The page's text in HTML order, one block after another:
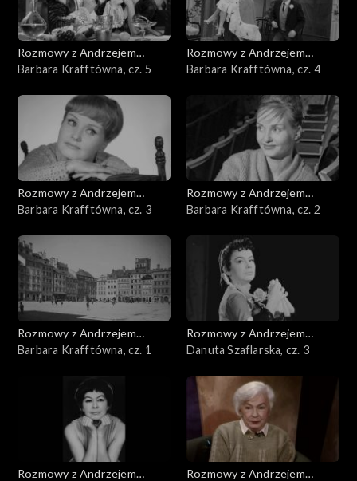
Rozmowy z Andrzejem
Doboszem
Barbara Krafftówna, cz. 5
Rozmowy z Andrzejem
Doboszem
Barbara Krafftówna, cz. 4
Rozmowy z Andrzejem
Doboszem
Barbara Krafftówna, cz. 3
Rozmowy z Andrzejem
Doboszem
Barbara Krafftówna, cz. 2
Rozmowy z Andrzejem
Doboszem
Barbara Krafftówna, cz. 1
Rozmowy z Andrzejem
Doboszem
Danuta Szaflarska, cz. 3
Rozmowy z Andrzejem
Rozmowy z Andrzejem